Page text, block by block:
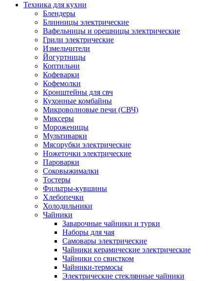
Техника для кухни
Блендеры
Блинницы электрические
Вафельницы и орешницы электрические
Грили электрические
Измельчители
Йогуртницы
Коптильни
Кофеварки
Кофемолки
Кронштейны для свч
Кухонные комбайны
Микроволновые печи (СВЧ)
Миксеры
Мороженицы
Мультиварки
Мясорубки электрические
Ножеточки электрические
Пароварки
Соковыжималки
Тостеры
Фильтры-кувшины
Хлебопечки
Холодильники
Чайники
Заварочные чайники и турки
Наборы для чая
Самовары электрические
Чайники керамические электрические
Чайники со свистком
Чайники-термосы
Электрические стеклянные чайники